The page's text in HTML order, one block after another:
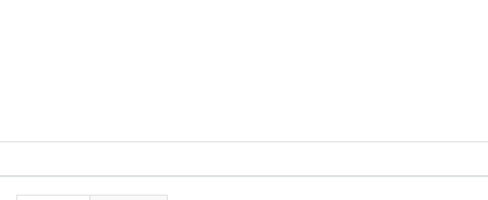
Stats